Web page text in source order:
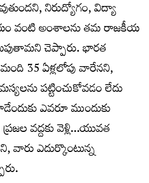
నిరుద్యోగం, విద్యా
వంటి అంశాలను తమ రాజకీయ
చెప్పారు. భారత
35 ఏళ్లలోపు వారేనని,
పట్టించుకోవడం లేదు
ఎవరూ ముందుకు
వద్దకు వెళ్లి…యువత
వారు ఎదుర్కొంటున్న